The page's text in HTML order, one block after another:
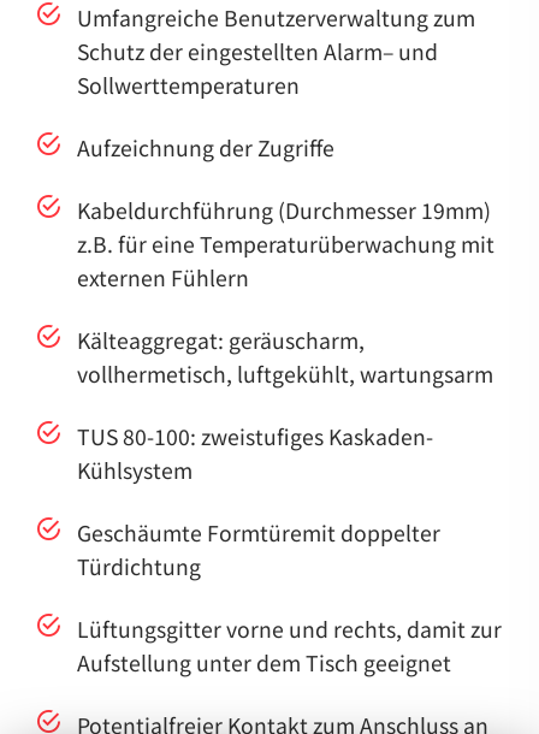
Umfangreiche Benutzerverwaltung zum
Schutz der eingestellten Alarm– und
Sollwerttemperaturen
Aufzeichnung der Zugriffe
Kabeldurchführung (Durchmesser 19mm)
z.B. für eine Temperaturüberwachung mit
externen Fühlern
Kälteaggregat: geräuscharm,
vollhermetisch, luftgekühlt, wartungsarm
TUS 80-100: zweistufiges Kaskaden-
Kühlsystem
Geschäumte Formtüremit doppelter
Türdichtung
Lüftungsgitter vorne und rechts, damit zur
Aufstellung unter dem Tisch geeignet
Potentialfreier Kontakt zum Anschluss an